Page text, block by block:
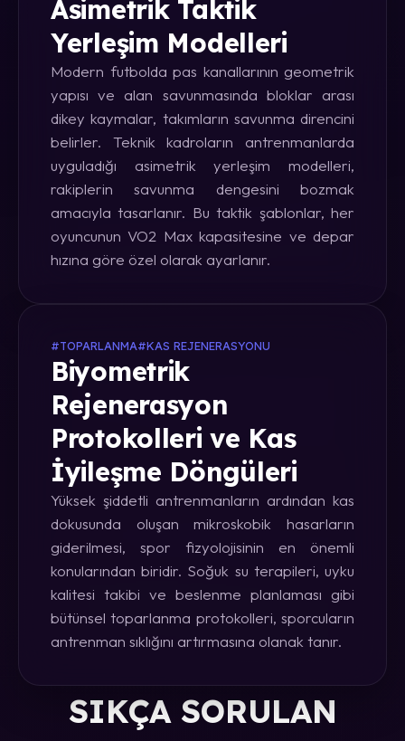
Asimetrik Taktik
Yerleşim Modelleri
Modern futbolda pas kanallarının geometrik
yapısı ve alan savunmasında bloklar arası
dikey kaymalar, takımların savunma direncini
belirler. Teknik kadroların antrenmanlarda
uyguladığı asimetrik yerleşim modelleri,
rakiplerin savunma dengesini bozmak
amacıyla tasarlanır. Bu taktik şablonlar, her
oyuncunun VO2 Max kapasitesine ve depar
hızına göre özel olarak ayarlanır.
#TOPARLANMA#KAS REJENERASYONU
Biyometrik
Rejenerasyon
Protokolleri ve Kas
İyileşme Döngüleri
Yüksek şiddetli antrenmanların ardından kas
dokusunda oluşan mikroskobik hasarların
giderilmesi, spor fizyolojisinin en önemli
konularından biridir. Soğuk su terapileri, uyku
kalitesi takibi ve beslenme planlaması gibi
bütünsel toparlanma protokolleri, sporcuların
antrenman sıklığını artırmasına olanak tanır.
SIKÇA SORULAN